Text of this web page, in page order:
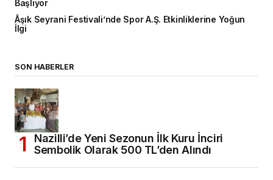
Başlıyor
Âşık Seyrani Festivali’nde Spor A.Ş. Etkinliklerine Yoğun
İlgi
SON HABERLER
Nazilli’de Yeni Sezonun İlk Kuru İnciri
Sembolik Olarak 500 TL’den Alındı